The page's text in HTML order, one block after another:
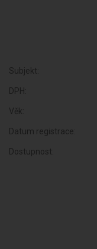
Subjekt:
DPH:
Věk:
Datum registrace:
Dostupnost: